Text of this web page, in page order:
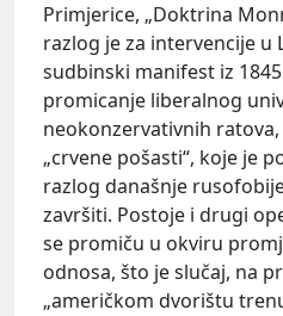
Primjerice, „Doktrina
razlog je za intervencije u
sudbinski manifest iz
promicanje liberalnog
neokonzervativnih
„crvene pošasti“, koje je
razlog današnje
završiti. Postoje i drugi
se promiču u okviru
odnosa, što je slučaj, na
„američkom dvorištu